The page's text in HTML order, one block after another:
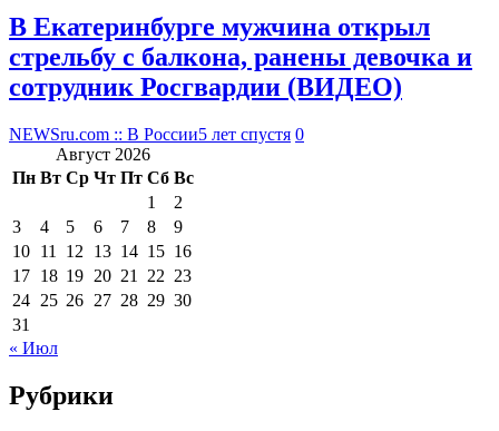
В Екатеринбурге мужчина открыл
стрельбу с балкона, ранены девочка и
сотрудник Росгвардии (ВИДЕО)
NEWSru.com :: В России5 лет спустя 0
Август 2026
Пн Вт Ср Чт Пт Сб Вс
1
2
3
4 5 6 7 8
9
10 11 12 13 14 15 16
17 18 19 20 21 22 23
24 25 26 27 28 29 30
31
« Июл
Рубрики